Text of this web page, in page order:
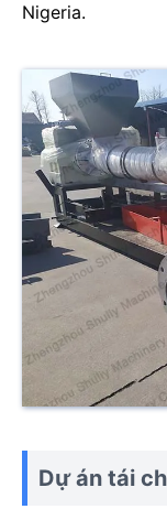
Nigeria.
Dự án tái